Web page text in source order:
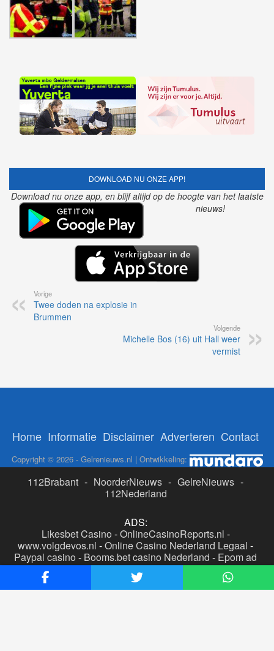
DOWNLOAD NU ONZE APP!
Download nu onze app, en blijf altijd op de hoogte van het laatste
nieuws!
Vorige
Twee doden na explosie in
Brummen
Volgende
Michelle Bos (16) uit Hall weer
vermist
Home Informatie Disclaimer Adverteren Contact
Copyright © 2026 - Gelrenieuws.nl | Ontwikkeling:
112Brabant - NoorderNieuws - GelreNieuws -
112Nederland
ADS:
Likesbet Casino -OnlineCasinoReports.nl -
www.volgdevos.nl -Online Casino Nederland Legaal -
Paypal casino - Booms.bet casino Nederland - Epom ad
server-Casino boer-Online casino's Nederland